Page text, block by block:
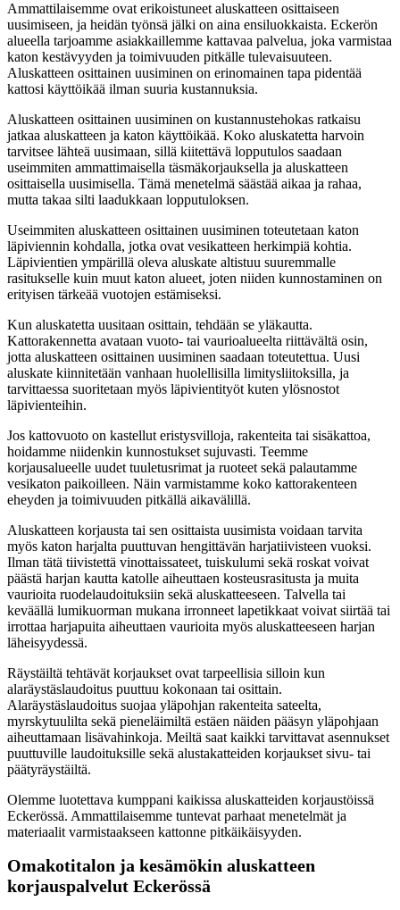
Ammattilaisemme ovat erikoistuneet aluskatteen osittaiseen
uusimiseen, ja heidän työnsä jälki on aina ensiluokkaista. Eckerön
alueella tarjoamme asiakkaillemme kattavaa palvelua, joka varmistaa
katon kestävyyden ja toimivuuden pitkälle tulevaisuuteen.
Aluskatteen osittainen uusiminen on erinomainen tapa pidentää
kattosi käyttöikää ilman suuria kustannuksia.
Aluskatteen osittainen uusiminen on kustannustehokas ratkaisu
jatkaa aluskatteen ja katon käyttöikää. Koko aluskatetta harvoin
tarvitsee lähteä uusimaan, sillä kiitettävä lopputulos saadaan
useimmiten ammattimaisella täsmäkorjauksella ja aluskatteen
osittaisella uusimisella. Tämä menetelmä säästää aikaa ja rahaa,
mutta takaa silti laadukkaan lopputuloksen.
Useimmiten aluskatteen osittainen uusiminen toteutetaan katon
läpiviennin kohdalla, jotka ovat vesikatteen herkimpiä kohtia.
Läpivientien ympärillä oleva aluskate altistuu suuremmalle
rasitukselle kuin muut katon alueet, joten niiden kunnostaminen on
erityisen tärkeää vuotojen estämiseksi.
Kun aluskatetta uusitaan osittain, tehdään se yläkautta.
Kattorakennetta avataan vuoto- tai vaurioalueelta riittävältä osin,
jotta aluskatteen osittainen uusiminen saadaan toteutettua. Uusi
aluskate kiinnitetään vanhaan huolellisilla limitysliitoksilla, ja
tarvittaessa suoritetaan myös läpivientityöt kuten ylösnostot
läpivienteihin.
Jos kattovuoto on kastellut eristysvilloja, rakenteita tai sisäkattoa,
hoidamme niidenkin kunnostukset sujuvasti. Teemme
korjausalueelle uudet tuuletusrimat ja ruoteet sekä palautamme
vesikaton paikoilleen. Näin varmistamme koko kattorakenteen
eheyden ja toimivuuden pitkällä aikavälillä.
Aluskatteen korjausta tai sen osittaista uusimista voidaan tarvita
myös katon harjalta puuttuvan hengittävän harjatiivisteen vuoksi.
Ilman tätä tiivistettä vinottaissateet, tuiskulumi sekä roskat voivat
päästä harjan kautta katolle aiheuttaen kosteusrasitusta ja muita
vaurioita ruodelaudoituksiin sekä aluskatteeseen. Talvella tai
keväällä lumikuorman mukana irronneet lapetikkaat voivat siirtää tai
irrottaa harjapuita aiheuttaen vaurioita myös aluskatteeseen harjan
läheisyydessä.
Räystäiltä tehtävät korjaukset ovat tarpeellisia silloin kun
alaräystäslaudoitus puuttuu kokonaan tai osittain.
Alaräystäslaudoitus suojaa yläpohjan rakenteita sateelta,
myrskytuulilta sekä pieneläimiltä estäen näiden pääsyn yläpohjaan
aiheuttamaan lisävahinkoja. Meiltä saat kaikki tarvittavat asennukset
puuttuville laudoituksille sekä alustakatteiden korjaukset sivu- tai
päätyräystäiltä.
Olemme luotettava kumppani kaikissa aluskatteiden korjaustöissä
Eckerössä. Ammattilaisemme tuntevat parhaat menetelmät ja
materiaalit varmistaakseen kattonne pitkäikäisyyden.
Omakotitalon ja kesämökin aluskatteen
korjauspalvelut Eckerössä